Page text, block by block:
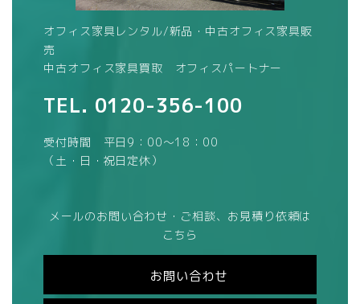
オフィス家具レンタル/新品・中古オフィス家具販
売
中古オフィス家具買取 オフィスパートナー
TEL. 0120-356-100
受付時間 平日9：00～18：00
（土・日・祝日定休）
メールのお問い合わせ・ご相談、お見積り依頼は
こちら
お問い合わせ